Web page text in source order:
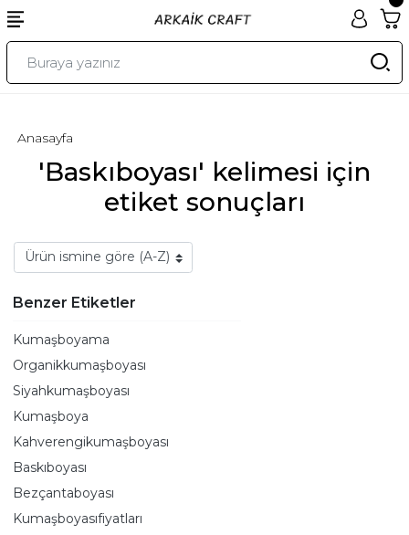
'Baskıboyası' kelimesi için
etiket sonuçları
Anasayfa
Benzer Etiketler
Kumaşboyama
Organikkumaşboyası
Siyahkumaşboyası
Kumaşboya
Kahverengikumaşboyası
Baskıboyası
Bezçantaboyası
Kumaşboyasıfiyatları